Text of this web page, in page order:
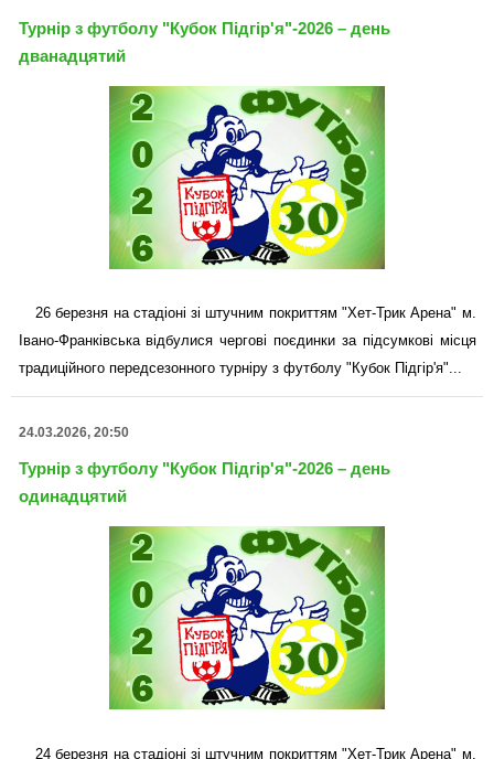
Турнір з футболу "Кубок Підгір'я"-2026 – день
дванадцятий
26 березня на стадіоні зі штучним покриттям "Хет-Трик Арена" м.
Івано-Франківська відбулися чергові поєдинки за підсумкові місця
традиційного передсезонного турніру з футболу "Кубок Підгір'я"...
24.03.2026, 20:50
Турнір з футболу "Кубок Підгір'я"-2026 – день
одинадцятий
24 березня на стадіоні зі штучним покриттям "Хет-Трик Арена" м.